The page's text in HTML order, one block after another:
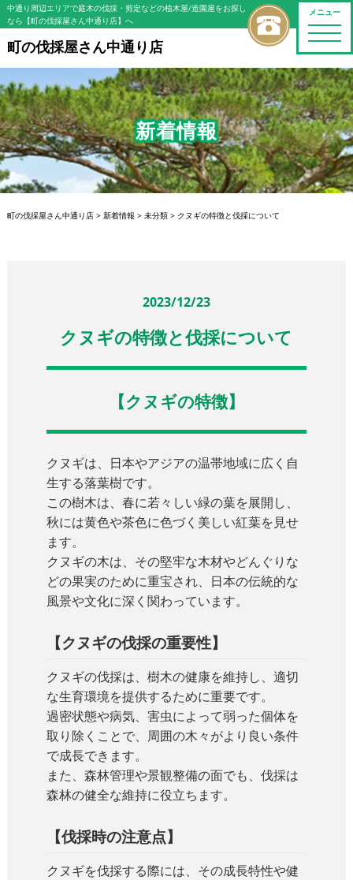
メニュー
toggle
中通り周辺エリアで庭木の伐採・剪定などの植木屋/造園屋をお探し
なら【町の伐採屋さん中通り店】へ
町の伐採屋さん中通り店
新着情報
町の伐採屋さん中通り店> 新着情報 > 未分類> クヌギの特徴と伐採について
2023/12/23
クヌギの特徴と伐採について
【クヌギの特徴】
クヌギは、日本やアジアの温帯地域に広く自
生する落葉樹です。
この樹木は、春に若々しい緑の葉を展開し、
秋には黄色や茶色に色づく美しい紅葉を見せ
ます。
クヌギの木は、その堅牢な木材やどんぐりな
どの果実のために重宝され、日本の伝統的な
風景や文化に深く関わっています。
【クヌギの伐採の重要性】
クヌギの伐採は、樹木の健康を維持し、適切
な生育環境を提供するために重要です。
過密状態や病気、害虫によって弱った個体を
取り除くことで、周囲の木々がより良い条件
で成長できます。
また、森林管理や景観整備の面でも、伐採は
森林の健全な維持に役立ちます。
【伐採時の注意点】
クヌギを伐採する際には、その成長特性や健